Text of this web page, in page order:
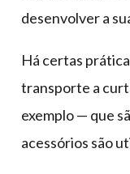
desenvolver a
Há certas
transporte a
exemplo — que
acessórios são